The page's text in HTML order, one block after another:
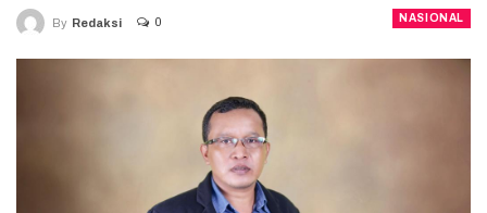
NASIONAL
By Redaksi 0